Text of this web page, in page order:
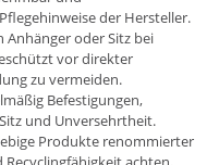
der Hersteller.
Anhänger oder Sitz bei
vor direkter
zu vermeiden.
Befestigungen,
und Unversehrtheit.
Produkte renommierter